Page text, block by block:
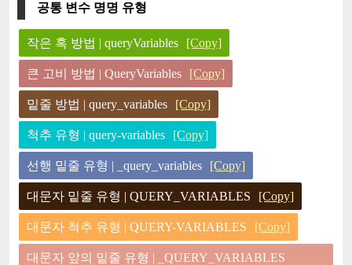
공통 변수 명명 유형
작은 혹 방법 | queryVariables [Copy]
큰 고비 방법 | QueryVariables [Copy]
밑줄 방법 | query_variables [Copy]
척추 유형 | query-variables [Copy]
선행 밑줄 유형 | _query_variables [Copy]
대문자 밑줄 유형 | QUERY_VARIABLES [Copy]
대문자 척추 유형 | QUERY-VARIABLES [Copy]
대문자 앞의 밑줄 유형 | _QUERY_VARIABLES